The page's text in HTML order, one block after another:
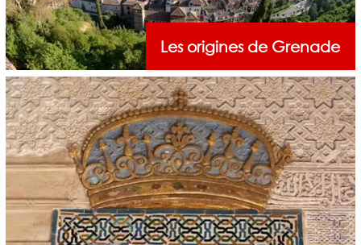
Les origines de Grenade